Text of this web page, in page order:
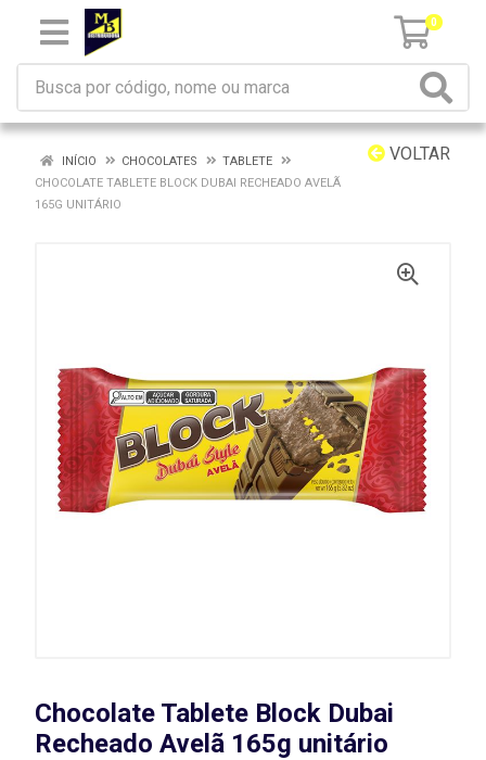
0
VOLTAR
INÍCIO CHOCOLATES
TABLETE
CHOCOLATE TABLETE BLOCK DUBAI RECHEADO AVELÃ
165G UNITÁRIO
Chocolate Tablete Block Dubai
Recheado Avelã 165g unitário